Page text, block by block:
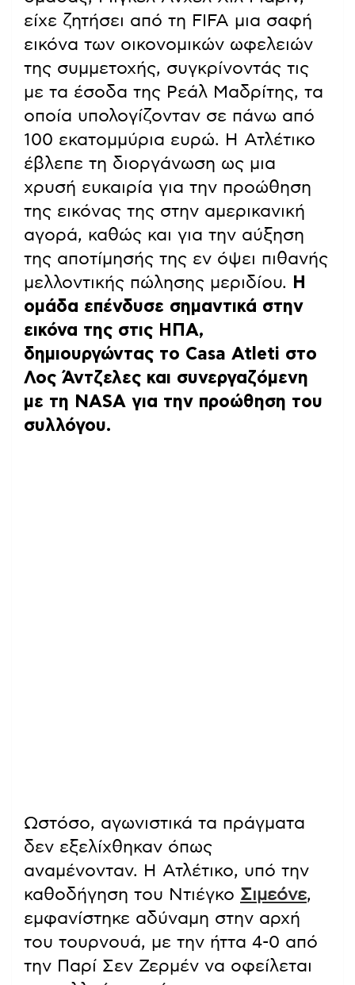
είχε ζητήσει από τη FIFA μια σαφή
εικόνα των οικονομικών ωφελειών
της συμμετοχής, συγκρίνοντάς τις
με τα έσοδα της Ρεάλ Μαδρίτης, τα
οποία υπολογίζονταν σε πάνω από
100 εκατομμύρια ευρώ. Η Ατλέτικο
έβλεπε τη διοργάνωση ως μια
χρυσή ευκαιρία για την προώθηση
της εικόνας της στην αμερικανική
αγορά, καθώς και για την αύξηση
της αποτίμησής της εν όψει πιθανής
μελλοντικής πώλησης μεριδίου.
Η
ομάδα επένδυσε σημαντικά στην
εικόνα της στις ΗΠΑ,
δημιουργώντας το Casa Atleti στο
Λος Άντζελες και συνεργαζόμενη
με τη NASA για την προώθηση του
συλλόγου.
Ωστόσο, αγωνιστικά τα πράγματα
δεν εξελίχθηκαν όπως
αναμένονταν. Η Ατλέτικο, υπό την
καθοδήγηση του Ντιέγκο Σιμεόνε,
εμφανίστηκε αδύναμη στην αρχή
του τουρνουά, με την ήττα 4-0 από
την Παρί Σεν Ζερμέν να οφείλεται